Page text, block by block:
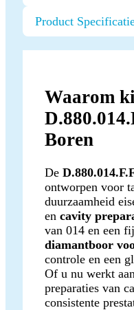
Product
Waarom
Boren
De
ontworpen voor
duurzaamheid
en cavity
van 014 en een
diamantboor
controle en een
Of u nu werkt
preparaties van
consistente